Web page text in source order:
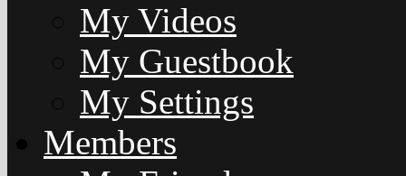
My Videos
My Guestbook
My Settings
Members